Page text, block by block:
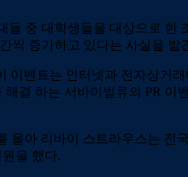
중 대학생들을 대상으로 한
씩 증가하고 있다는 사실을 발
벤트는 인터넷과 전자상거
결 하는 서바이벌류의 PR 이
아 리바이 스트라우스는 전
을 했다.